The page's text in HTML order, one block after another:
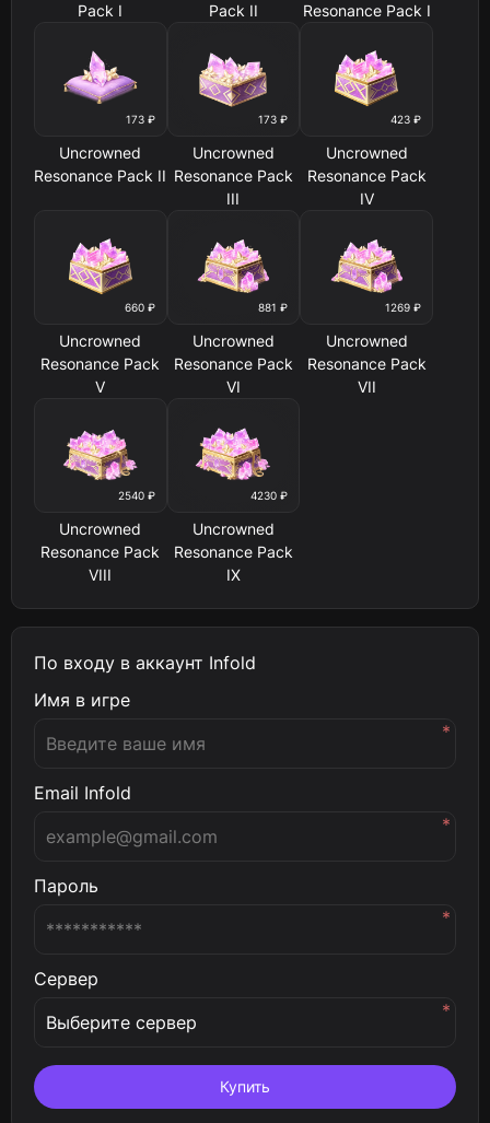
Pack I
Pack II
Resonance Pack I
173 ₽
Uncrowned
Resonance Pack II
173 ₽
Uncrowned
Resonance Pack
III
423 ₽
Uncrowned
Resonance Pack
IV
660 ₽
Uncrowned
Resonance Pack
V
881 ₽
Uncrowned
Resonance Pack
VI
1269 ₽
Uncrowned
Resonance Pack
VII
2540 ₽
Uncrowned
Resonance Pack
VIII
4230 ₽
Uncrowned
Resonance Pack
IX
По входу в аккаунт Infold
Имя в игре
*
Email Infold
*
Пароль
*
Сервер
*
Купить